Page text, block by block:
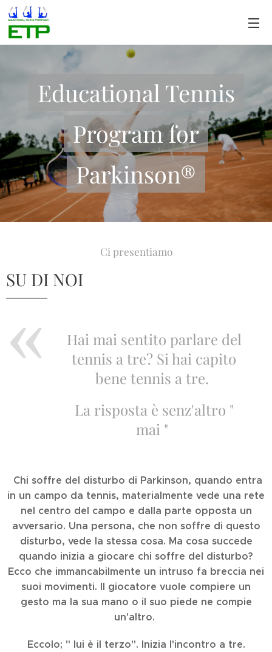
Educational Tennis
Program for
Parkinson®
Ci presentiamo
SU DI NOI
Hai mai sentito parlare del
tennis a tre? Si hai capito
bene tennis a tre.
La risposta è senz'altro "
mai "
Chi soffre del disturbo di Parkinson, quando entra
in un campo da tennis, materialmente vede una rete
nel centro del campo e dalla parte opposta un
avversario. Una persona, che non soffre di questo
disturbo, vede la stessa cosa. Ma cosa succede
quando inizia a giocare chi soffre del disturbo?
Ecco che immancabilmente un intruso fa breccia nei
suoi movimenti. Il giocatore vuole compiere un
gesto ma la sua mano o il suo piede ne compie
un'altro.
Eccolo; " lui è il terzo". Inizia l'incontro a tre.